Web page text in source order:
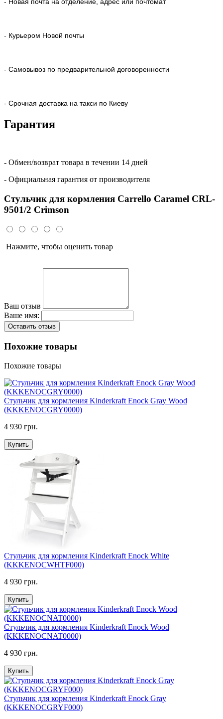
- Курьером Новой почты
- Самовывоз по предварительной договоренности
- Срочная доставка на такси по Киеву
Гарантия
- Обмен/возврат товара в течении 14 дней
- Официальная гарантия от производителя
Стульчик для кормления Carrello Caramel CRL-
9501/2 Crimson
Нажмите, чтобы оценить товар
Ваш отзыв
Ваше имя:
Оставить отзыв
Похожие товары
Похожие товары
Стульчик для кормления Kinderkraft Enock Gray Wood
(KKKENOCGRY0000)
4 930 грн.
Купить
Стульчик для кормления Kinderkraft Enock White
(KKKENOCWHTF000)
4 930 грн.
Купить
Стульчик для кормления Kinderkraft Enock Wood
(KKKENOCNAT0000)
4 930 грн.
Купить
Стульчик для кормления Kinderkraft Enock Gray
(KKKENOCGRYF000)